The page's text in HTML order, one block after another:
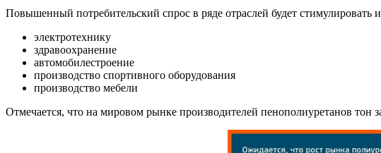
Повышенный потребительский спрос в ряде отраслей будет стимулировать
электротехнику
здравоохранение
автомобилестроение
производство спортивного оборудования
производство мебели
Отмечается, что на мировом рынке производителей пенополиуретанов